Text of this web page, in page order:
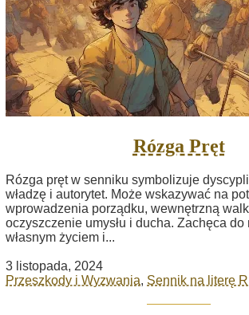
Rózga Pręt
Rózga pręt w senniku symbolizuje
władzę i autorytet. Może wskazywać na
wprowadzenia porządku, wewnętrzną
oczyszczenie umysłu i ducha. Zachęca do
własnym życiem i...
3 listopada, 2024
Przeszkody i Wyzwania, Sennik na literę R